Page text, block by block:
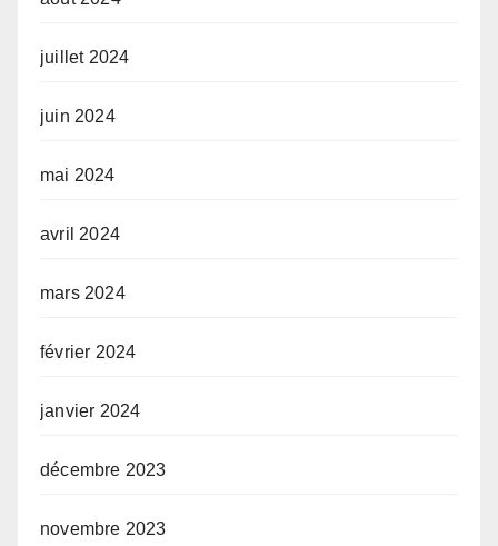
juillet 2024
juin 2024
mai 2024
avril 2024
mars 2024
février 2024
janvier 2024
décembre 2023
novembre 2023